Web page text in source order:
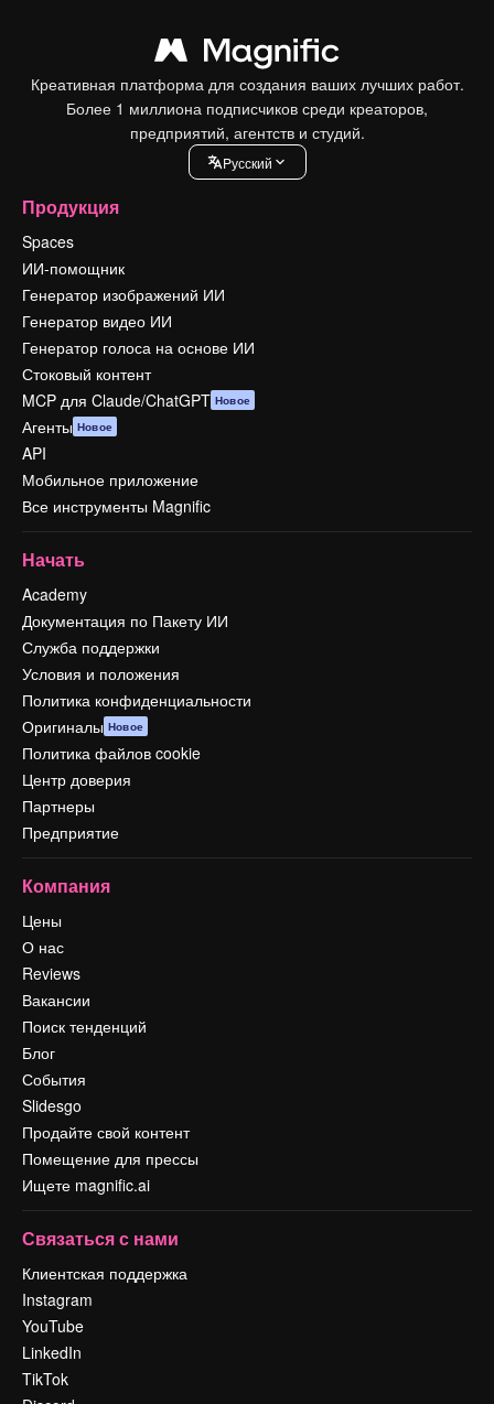
Креативная платформа для создания ваших лучших работ.
Более 1 миллиона подписчиков среди креаторов,
предприятий, агентств и студий.
Pусский
Продукция
Spaces
ИИ-помощник
Генератор изображений ИИ
Генератор видео ИИ
Генератор голоса на основе ИИ
Стоковый контент
MCP для Claude/ChatGPT Новое
Агенты Новое
API
Мобильное приложение
Все инструменты Magnific
Начать
Academy
Документация по Пакету ИИ
Служба поддержки
Условия и положения
Политика конфиденциальности
Оригиналы Новое
Политика файлов cookie
Центр доверия
Партнеры
Предприятие
Компания
Цены
О нас
Reviews
Вакансии
Поиск тенденций
Блог
События
Slidesgo
Продайте свой контент
Помещение для прессы
Ищете magnific.ai
Связаться с нами
Клиентская поддержка
Instagram
YouTube
LinkedIn
TikTok